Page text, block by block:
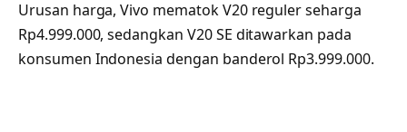
Urusan harga, Vivo mematok V20 reguler seharga
Rp4.999.000, sedangkan V20 SE ditawarkan pada
konsumen Indonesia dengan banderol Rp3.999.000.